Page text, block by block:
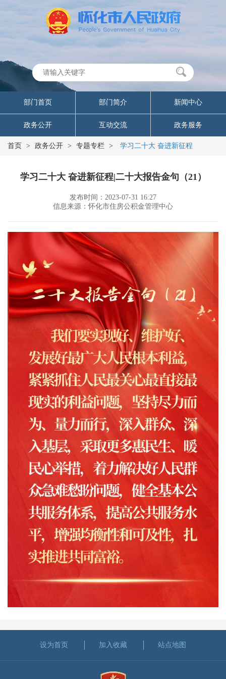
部门首页 部门简介 新闻中心
政务公开 互动交流 政务服务
首页 > 政务公开 > 专题专栏 > 学习二十大 奋进新征程
学习二十大 奋进新征程|二十大报告金句（21）
发布时间：2023-07-31 16:27
信息来源：怀化市住房公积金管理中心
设为首页 加入收藏 站点地图